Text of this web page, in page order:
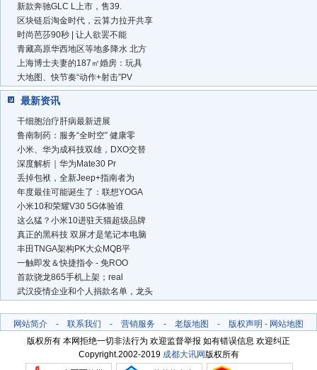
新款奔驰GLC L上市，售39.
区块链后淘金时代，云算力拉开共享
时尚芭莎90秒 | 让人欲罢不能
青藏高原华西地区等地多降水 北方
上海博士夫妻的187㎡婚房：玩具
大地图、快节奏“动作+射击”PV
最新资讯
干细胞治疗肝病最新进展
鲁南制药：服务“全时空” 健康零
小米、华为成科技双雄，DXO交替
深度解析｜华为Mate30 Pr
丢掉包袱，全新Jeep+指南者为
年度最佳可能诞生了：联想YOGA
小米10和荣耀V30 5G体验谁
这么猛？小米10进驻天猫超级品牌
真正的黑科技 双屏才是笔记本电脑
丰田TNGA架构PK大众MQB平
一触即发＆快捷指令 - 免ROO
首款骁龙865手机上架；real
武汉疫情企业和个人捐款名单，龙头
网站简介 - 联系我们 - 营销服务 - 老版地图 - 版权声明 - 网站地图
版权所有 本网拒绝一切非法行为 欢迎监督举报 如有错误信息 欢迎纠正
Copyright.2002-2019 成都大讯网版权所有